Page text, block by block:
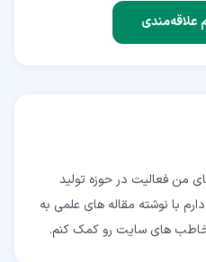
علاقه‌مندی
من فعالیت در حوزه تولید
با نوشته مقاله های علمی به
های سایت رو کمک کنم.